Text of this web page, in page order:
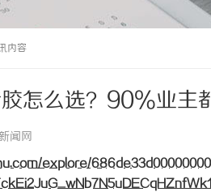
内容
怎么选？90%业主
闻网
explore/